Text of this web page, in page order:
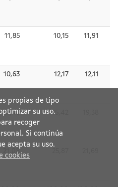
propias de tipo
su uso.
recoger
Si continúa
acepta su uso.
cookies